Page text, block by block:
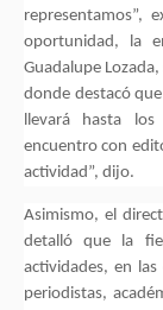
representamos”,
oportunidad, la
Guadalupe
donde destacó
llevará hasta
encuentro con
actividad”, dijo.
Asimismo, el
detalló que la
actividades, en
periodistas,